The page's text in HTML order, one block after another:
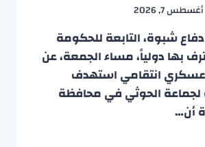
أغسطس 7, 2026
شبوة، التابعة للحكومة
بها دولياً، مساء الجمعة، عن
انتقامي استهدف
لجماعة الحوثي في محافظة
أن…